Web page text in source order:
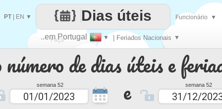
de dias úteis e
semana 52 e semana 52
Faça
cada
..em Portugal ▼ | Feriados Nacionais ▼
Dias úteis
PT| EN ▼ Funcionário ▼